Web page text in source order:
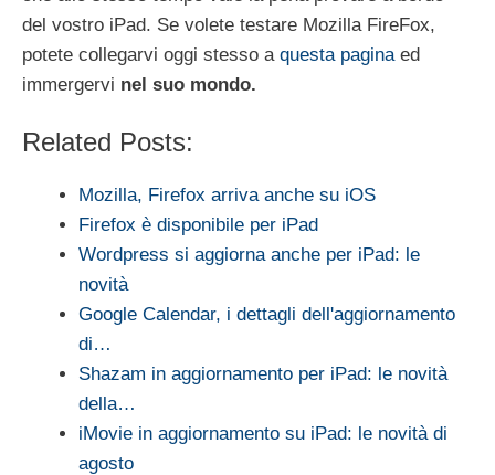
del vostro iPad. Se volete testare Mozilla FireFox,
potete collegarvi oggi stesso a questa pagina ed
immergervi nel suo mondo.
Related Posts:
Mozilla, Firefox arriva anche su iOS
Firefox è disponibile per iPad
Wordpress si aggiorna anche per iPad: le
novità
Google Calendar, i dettagli dell'aggiornamento
di…
Shazam in aggiornamento per iPad: le novità
della…
iMovie in aggiornamento su iPad: le novità di
agosto